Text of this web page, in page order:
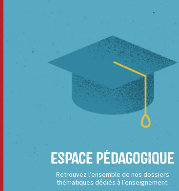
Espace Pédagogique
Retrouvez l’ensemble de nos dossiers
thématiques dédiés à l’enseignement.